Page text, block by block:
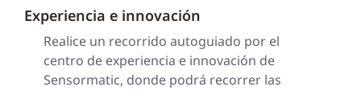
Experiencia e innovación
Realice un recorrido autoguiado por el
centro de experiencia e innovación de
Sensormatic, donde podrá recorrer las